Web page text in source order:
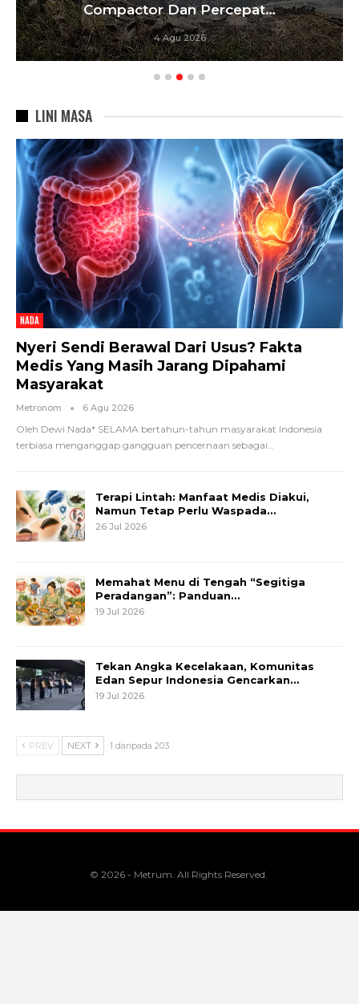
Compactor Dan Percepat…
4 Agu 2026
LINI MASA
NADA
Nyeri Sendi Berawal Dari Usus? Fakta
Medis Yang Masih Jarang Dipahami
Masyarakat
Metronom 6 Agu 2026
Oleh Dewi Nada* SELAMA bertahun-tahun masyarakat Indonesia
terbiasa menganggap gangguan pencernaan sebagai…
Terapi Lintah: Manfaat Medis Diakui,
Namun Tetap Perlu Waspada…
26 Jul 2026
Memahat Menu di Tengah “Segitiga
Peradangan”: Panduan…
19 Jul 2026
Tekan Angka Kecelakaan, Komunitas
Edan Sepur Indonesia Gencarkan…
19 Jul 2026
PREV NEXT 1 daripada 203
© 2026 - Metrum. All Rights Reserved.